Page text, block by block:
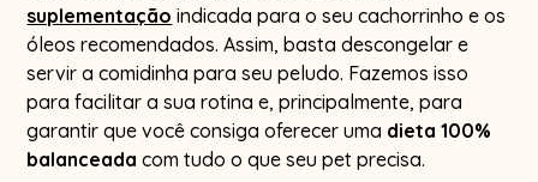
suplementação indicada para o seu cachorrinho e os
óleos recomendados. Assim, basta descongelar e
servir a comidinha para seu peludo. Fazemos isso
para facilitar a sua rotina e, principalmente, para
garantir que você consiga oferecer uma dieta 100%
balanceada com tudo o que seu pet precisa.